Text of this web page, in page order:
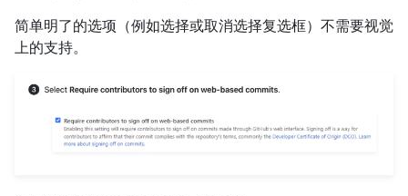
简单明了的选项（例如选择或取消选择复选框）不需要视觉
上的支持。